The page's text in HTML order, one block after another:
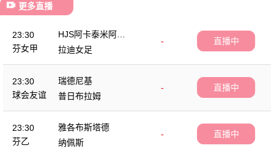
更多直播
23:30
芬女甲
HJS阿卡泰米阿女
足
-
拉迪女足
直播中
23:30
球会友谊
瑞德尼基
-
普日布拉姆
直播中
23:30
芬乙
雅各布斯塔德
-
纳佩斯
直播中